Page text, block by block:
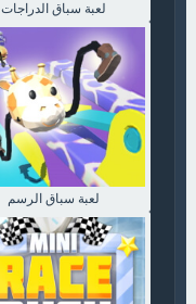
لعبة سباق الدراجات
لعبة سباق الرسم